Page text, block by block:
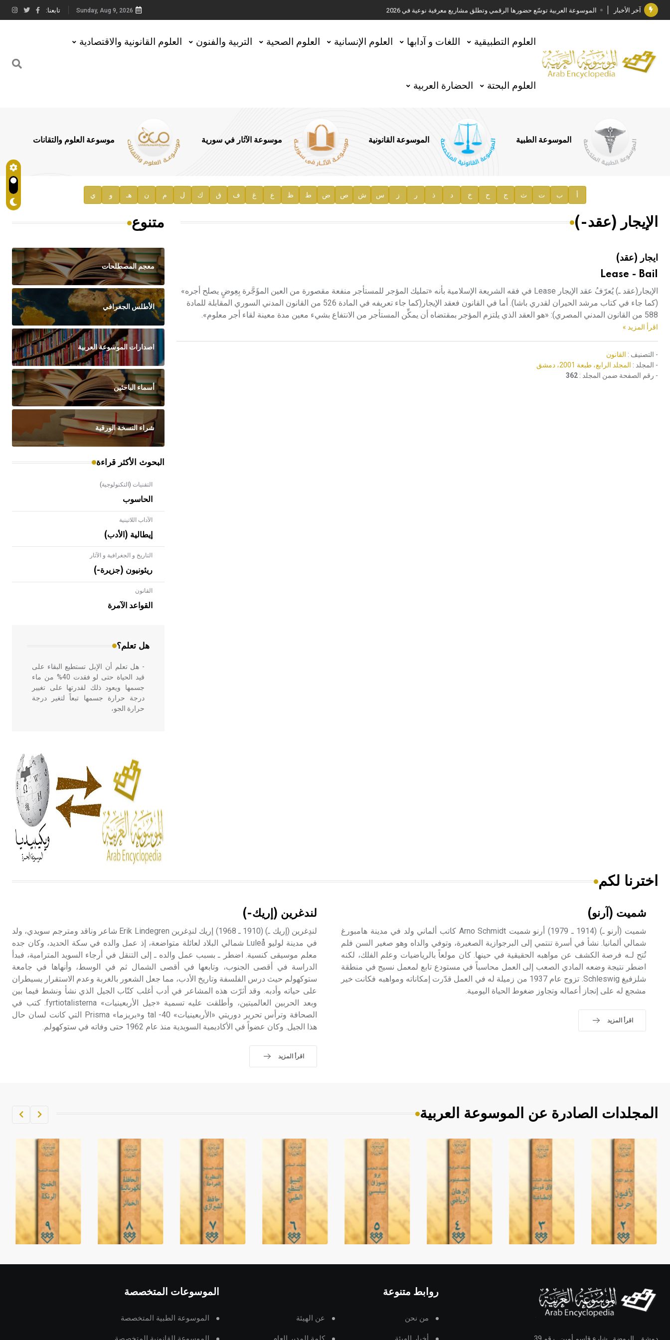
آخر الأخبار الموسوعة العربية توسّع حضورها الرقمي وتطلق مشاريع معرفية نوعية في 2026
جائزة مجمع الملك سلمان العالمي للغة العربية 2025
الأستاذ إياد خالد الطباع مدير عام لهيئة الموسوعة العربية
السيد محمد ياسين صالح وزيرا للثقافة
توصيات مجلس الإدارة
صدور المجلد السابع من موسوعة الآثار في سورية
إعلان..
هيئة الموسوعة العربية تطلق موسوعات جديدة في عام 2026
Sunday, Aug 9, 2026 تابعنا:
العلوم التطبيقية اللغات و آدابها العلوم الإنسانية العلوم الصحية التربية والفنون العلوم القانونية والاقتصادية
العلوم البحتة الحضارة العربية
الموسوعة الطبية الموسوعة القانونية موسوعة الآثار في سورية موسوعة العلوم والتقانات
أ ب ت ث ج ح خ د ذ ر ز س ش ص ض ط ظ ع غ ف ق ك ل م ن هـ و ي
الإيجار (عقد-)
ايجار (عقد)
Lease - Bail
الإيجار(عقد ـ) يُعرّفُ عقد الإيجار Lease في فقه الشريعة الإسلامية بأنه «تمليك المؤجر للمستأجر منفعة مقصورة من العين المؤَجَّرة بِعِوضٍ يصلح أجره»
(كما جاء في كتاب مرشد الحيران لقدري باشا). أما في القانون فعقد الإيجار(كما جاء تعريفه في المادة 526 من القانون المدني السوري المقابلة للمادة
588 من القانون المدني المصري): «هو العقد الذي يلتزم المؤجر بمقتضاه أن يمكِّن المستأجر من الانتفاع بشيء معين مدة معينة لقاء أجر معلوم».
اقرأ المزيد »
- التصنيف : القانون
- المجلد : المجلد الرابع، طبعة 2001، دمشق
- رقم الصفحة ضمن المجلد : 362
متنوع
معجم المصطلحات
الأطلس الجغرافي
اصدارات الموسوعة العربية
أسماء الباحثين
شراء النسخة الورقية
البحوث الأكثر قراءة
التقنيات (التكنولوجية)
الحاسوب
الآداب اللاتينية
إيطالية (الأدب)
التاريخ و الجغرافية و الآثار
ريئونيون (جزيرة-)
القانون
القواعد الآمرة
هل تعلم؟
- هل تعلم أن الأبلق نوع من الفنون
الهندسية التي ارتبطت بالعمارة الإسلامية
في بلاد الشام ومصر خاصة، حيث يحرص
- هل تعلم أن الإبل تستطيع البقاء على
قيد الحياة حتى لو فقدت 40% من ماء
جسمها ويعود ذلك لقدرتها على تغيير
درجة حرارة جسمها تبعاً لتغير درجة
حرارة الجو،
أربعة مؤلفات هي: الحكم، الأدلة، تنظيم
التغذية، ورسالته في جروح الرأس.
ويعود له الفضل بأنه حرر الطب من
الدين والفلسفة.
- هل تعلم أن المرجان إفراز حيواني
يتكون في البحر ويتركب من مادة
كربونات الكلسيوم، وهو أحمر أو شديد
الحمرة وهو أجود أنواعه، ويمتاز بكبر
الحجم ويسمى الش
الإنكليزية أب
- هل تعلم أن أبجر Abgar اسم معروف
جيداً يعود إلى عدد من الملوك الذين
حكموا مدينة إديسا (الرها) من أبجر الأول
وحتى التاسع، وهم ينتسبون إلى أسرة
أوسروين
اخترنا لكم
شميت (آرنو)
شميت (أرنو ـ) (1914 ـ 1979) أرنو شميت Arno Schmidt كاتب ألماني ولد في مدينة هامبورغ
شمالي ألمانيا. نشأ في أسرة تنتمي إلى البرجوازية الصغيرة، وتوفي والداه وهو صغير السن فلم
تُتح لـه فرصة الكشف عن مواهبه الحقيقية في حينها. كان مولعاً بالرياضيات وعلم الفلك، لكنه
اضطر نتيجة وضعه المادي الصعب إلى العمل محاسباً في مستودع تابع لمعمل نسيج في منطقة
شلزفيغ Schleswig. تزوج عام 1937 من زميلة له في العمل قدّرت إمكاناته ومواهبه فكانت خير
مشجع له على إنجاز أعماله وتجاوز ضغوط الحياة اليومية.
اقرأ المزيد
لندغرين (إريك-)
لندِغرين (إريك ـ) (1910 ـ 1968) إريك لندِغرين Erik Lindegren شاعر وناقد ومترجم سويدي، ولد
في مدينة لوليو Luleå شمالي البلاد لعائلة متواضعة، إذ عمل والده في سكة الحديد، وكان جده
معلم موسيقى كنسية. اضطر ـ بسبب عمل والده ـ إلى التنقل في أرجاء السويد المترامية، فبدأ
الدراسة في أقصى الجنوب، وتابعها في أقصى الشمال ثم في الوسط، وأنهاها في جامعة
ستوكهولم حيث درس الفلسفة وتاريخ الأدب، مما جعل الشعور بالغربة وعدم الاستقرار يسيطران
على حياته وأدبه. وقد أثرّت هذه المشاعر في أدب أغلب كتّاب الجيل الذي نشأ ونشط فيما بين
وبعد الحربين العالميتين، وأطلقت عليه تسمية «جيل الأربعينيات» fyrtiotalisterna. كتب في
الصحافة وترأس تحرير دوريتي «الأربعينيات» 40- tal و«بريزما» Prisma التي كانت لسان حال
هذا الجيل. وكان عضواً في الأكاديمية السويدية منذ عام 1962 حتى وفاته في ستوكهولم.
اقرأ المزيد
المجلدات الصادرة عن الموسوعة العربية
روابط متنوعة
من نحن عن الهيئة
الموسوعات المتخصصة
الموسوعة الطبية المتخصصة